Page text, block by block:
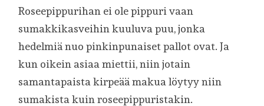
Roseepippurihan ei ole pippuri vaan
sumakkikasveihin kuuluva puu, jonka
hedelmiä nuo pinkinpunaiset pallot ovat. Ja
kun oikein asiaa miettii, niin jotain
samantapaista kirpeää makua löytyy niin
sumakista kuin roseepippuristakin.